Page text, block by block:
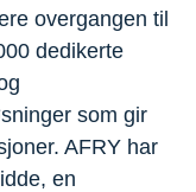
overgangen til
dedikerte
som gir
AFRY har
en